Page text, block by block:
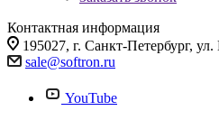
Контактная информация
195027, г. Санкт-Петербург,
sale@softron.ru
YouTube